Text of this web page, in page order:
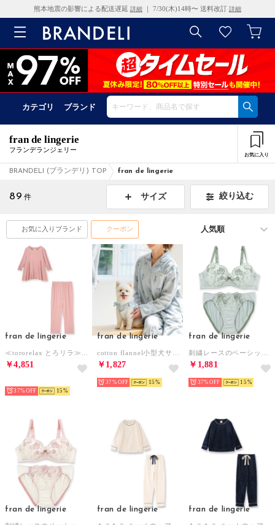
熊本地震の影響による配送遅延 詳細 ｜ 7/30(木)14時〜 送料改訂 詳細
カテゴリ ブランド
fran de lingerie
フランデランジェリー
お気に入り
BRANDELI (ブランデリ) TOP fran de lingerie
89 件 サイズ 絞り込む
お気に入りブランド クーポン
fran de lingerie
￥4,851
37% 15
fran de lingerie
￥1,827
37% 15
fran de lingerie
￥1,881
37% 15
fran de lingerie fran de lingerie fran de lingerie